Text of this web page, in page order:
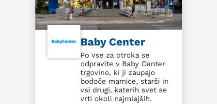
Baby Center
Po vse za otroka se
odpravite v Baby Center
trgovino, ki ji zaupajo
bodoče mamice, starši in
vsi drugi, katerih svet se
vrti okoli najmlajših.